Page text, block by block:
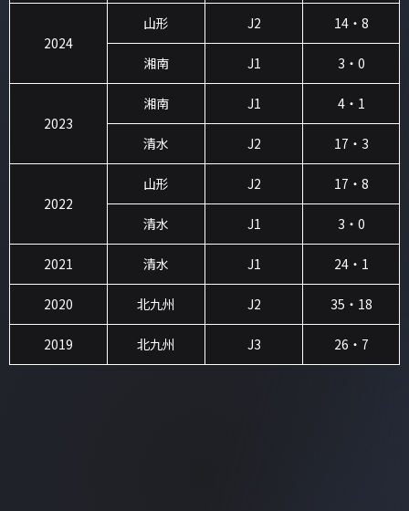
2024
山形 J2 14・8
湘南 J1 3・0
2023
湘南 J1 4・1
清水 J2 17・3
2022
山形 J2 17・8
清水 J1 3・0
2021 清水 J1 24・1
2020 北九州 J2 35・18
2019 北九州 J3 26・7